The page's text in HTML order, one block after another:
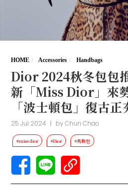
HOME Accessories Handbags
Dior 2024秋冬包包
新「Miss Dior」來
「波士頓包」復古正
25 Jul 2024 | byChun Chao
#miss dior #Dior #馬鞍包